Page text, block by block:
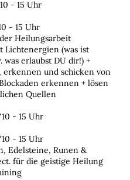
- 15 Uhr
- 15 Uhr
Heilungsarbeit
Lichtenergien (was ist
was erlaubst DU dir!) +
erkennen und schicken von
erkennen + lösen
Quellen
- 15 Uhr
- 15 Uhr
Edelsteine, Runen &
für die geistige Heilung